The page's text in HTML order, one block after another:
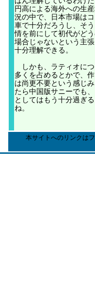
円高による海外への生
況の中で、日本市場は
車で十分だろうし、そ
情を前にして初代がど
場合じゃないという主
十分理解できる。
しかも、ラティオに
多くを占めるとかで、
は尚更不要という感じ
たら中国版サニーでも
としてはもう十分過ぎ
ね。
本サイトへのリンクは